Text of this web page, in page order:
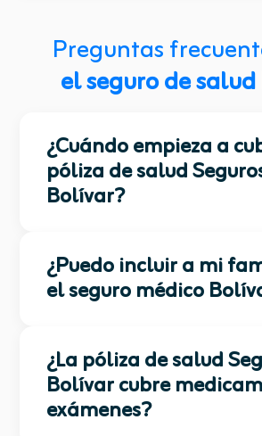
Preguntas
el seguro de
¿Cuándo empieza a
póliza de salud
Bolívar?
Seguros Bolívar
desde el primer mes de
pueden tener períodos de
definidos por la
¿Puedo incluir a mi
el seguro médico
familiaresque permiten
cónyuge e hijos dentro de
póliza. Así todos pueden
¿La póliza de salud
Bolívar cubre
exámenes?